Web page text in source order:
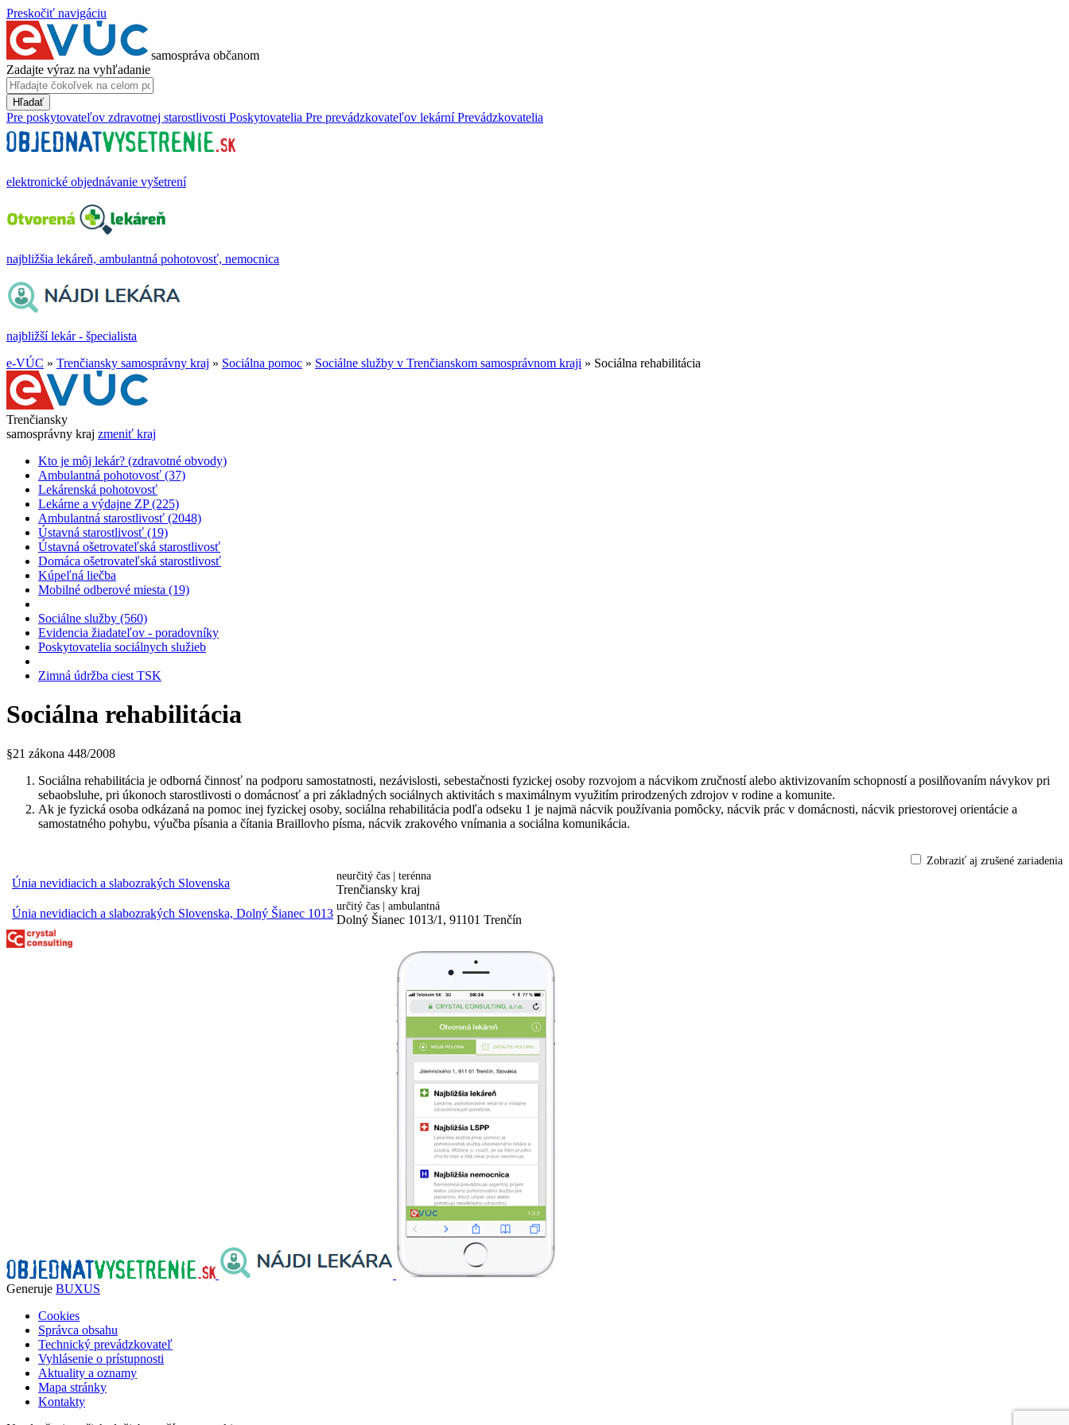
Preskočiť navigáciu
samospráva občanom
Zadajte výraz na vyhľadanie
Hľadať
Pre poskytovateľov zdravotnej starostlivosti Poskytovatelia Pre prevádzkovateľov lekární Prevádzkovatelia
elektronické objednávanie vyšetrení
najbližšia lekáreň, ambulantná pohotovosť, nemocnica
najbližší lekár - špecialista
e-VÚC » Trenčiansky samosprávny kraj » Sociálna pomoc » Sociálne služby v Trenčianskom samosprávnom kraji » Sociálna rehabilitácia
Trenčiansky
samosprávny kraj zmeniť kraj
Kto je môj lekár? (zdravotné obvody)
Ambulantná pohotovosť (37)
Lekárenská pohotovosť
Lekárne a výdajne ZP (225)
Ambulantná starostlivosť (2048)
Ústavná starostlivosť (19)
Ústavná ošetrovateľská starostlivosť
Domáca ošetrovateľská starostlivosť
Kúpeľná liečba
Mobilné odberové miesta (19)
Sociálne služby (560)
Evidencia žiadateľov - poradovníky
Poskytovatelia sociálnych služieb
Zimná údržba ciest TSK
Sociálna rehabilitácia
§21 zákona 448/2008
Sociálna rehabilitácia je odborná činnosť na podporu samostatnosti, nezávislosti, sebestačnosti fyzickej osoby rozvojom a nácvikom zručností alebo aktivizovaním schopností a posilňovaním návykov pri
sebaobsluhe, pri úkonoch starostlivosti o domácnosť a pri základných sociálnych aktivitách s maximálnym využitím prirodzených zdrojov v rodine a komunite.
Ak je fyzická osoba odkázaná na pomoc inej fyzickej osoby, sociálna rehabilitácia podľa odseku 1 je najmä nácvik používania pomôcky, nácvik prác v domácnosti, nácvik priestorovej orientácie a
samostatného pohybu, výučba písania a čítania Braillovho písma, nácvik zrakového vnímania a sociálna komunikácia.
Zobraziť aj zrušené zariadenia
Únia nevidiacich a slabozrakých Slovenska
neurčitý čas | terénna
Trenčiansky kraj
Únia nevidiacich a slabozrakých Slovenska, Dolný Šianec 1013
určitý čas | ambulantná
Dolný Šianec 1013/1, 91101 Trenčín
Generuje BUXUS
Cookies
Správca obsahu
Technický prevádzkovateľ
Vyhlásenie o prístupnosti
Aktuality a oznamy
Mapa stránky
Kontakty